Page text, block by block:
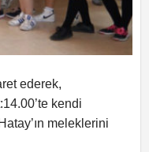
ederek,
kendi
meleklerini